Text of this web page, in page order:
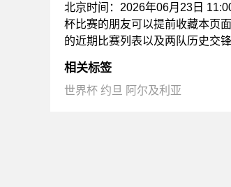
北京时间：2026年06月23日
杯比赛的朋友可以提前收藏本页
的近期比赛列表以及两队历史交
相关标签
世界杯 约旦 阿尔及利亚